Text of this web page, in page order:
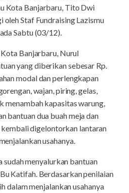
Kota Banjarbaru, Tito Dwi
Staf Fundraising Lazismu
Sabtu (03/12).
Banjarbaru, Nurul
yang diberikan sebesar Rp.
modal dan perlengkapan
wajan, piring, gelas,
menambah kapasitas warung,
bantuan dua buah meja dan
kembali digelontorkan lantaran
usahanya.
menyalurkan bantuan
Katifah. Berdasarkan penilaian
dalam menjalankan usahanya